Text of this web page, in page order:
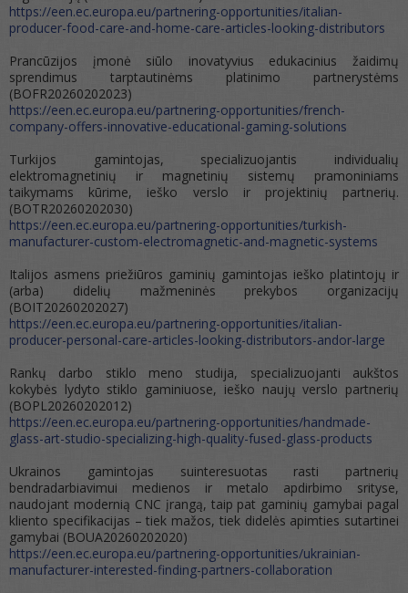
https://een.ec.europa.eu/partnering-opportunities/italian-
producer-food-care-and-home-care-articles-looking-distributors
Prancūzijos įmonė siūlo inovatyvius edukacinius žaidimų
sprendimus tarptautinėms platinimo partnerystėms
(BOFR20260202023)
https://een.ec.europa.eu/partnering-opportunities/french-
company-offers-innovative-educational-gaming-solutions
Turkijos gamintojas, specializuojantis individualių
elektromagnetinių ir magnetinių sistemų pramoniniams
taikymams kūrime, ieško verslo ir projektinių partnerių.
(BOTR20260202030)
https://een.ec.europa.eu/partnering-opportunities/turkish-
manufacturer-custom-electromagnetic-and-magnetic-systems
Italijos asmens priežiūros gaminių gamintojas ieško platintojų ir
(arba) didelių mažmeninės prekybos organizacijų
(BOIT20260202027)
https://een.ec.europa.eu/partnering-opportunities/italian-
producer-personal-care-articles-looking-distributors-andor-large
Rankų darbo stiklo meno studija, specializuojanti aukštos
kokybės lydyto stiklo gaminiuose, ieško naujų verslo partnerių
(BOPL20260202012)
https://een.ec.europa.eu/partnering-opportunities/handmade-
glass-art-studio-specializing-high-quality-fused-glass-products
Ukrainos gamintojas suinteresuotas rasti partnerių
bendradarbiavimui medienos ir metalo apdirbimo srityse,
naudojant modernią CNC įrangą, taip pat gaminių gamybai pagal
kliento specifikacijas – tiek mažos, tiek didelės apimties sutartinei
gamybai (BOUA20260202020)
https://een.ec.europa.eu/partnering-opportunities/ukrainian-
manufacturer-interested-finding-partners-collaboration